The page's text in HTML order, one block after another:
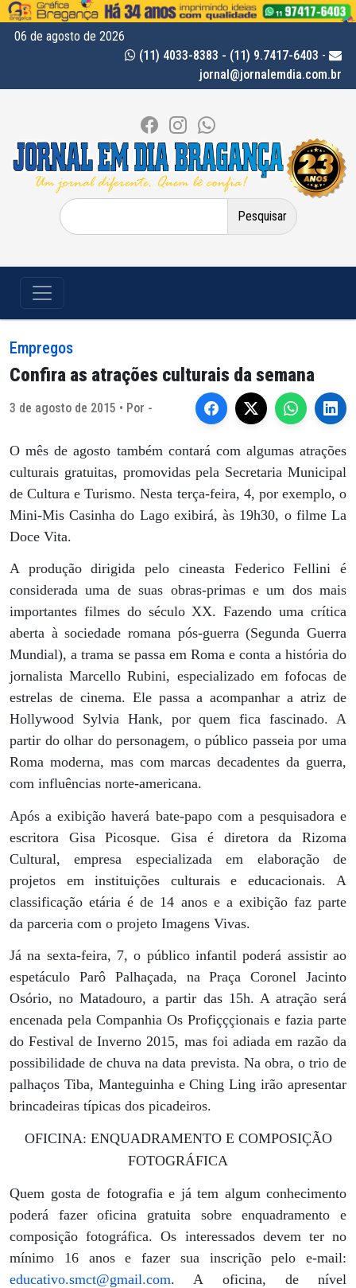
06 de agosto de 2026
(11) 4033-8383 - (11) 9.7417-6403 -
jornal@jornalemdia.com.br
Pesquisar
por:
Empregos
Confira as atrações culturais da semana
3 de agosto de 2015 • Por -
O mês de agosto também contará com algumas atrações
culturais gratuitas, promovidas pela Secretaria Municipal
de Cultura e Turismo. Nesta terça-feira, 4, por exemplo, o
Mini-Mis Casinha do Lago exibirá, às 19h30, o filme La
Doce Vita.
A produção dirigida pelo cineasta Federico Fellini é
considerada uma de suas obras-primas e um dos mais
importantes filmes do século XX. Fazendo uma crítica
aberta à sociedade romana pós-guerra (Segunda Guerra
Mundial), a trama se passa em Roma e conta a história do
jornalista Marcello Rubini, especializado em fofocas de
estrelas de cinema. Ele passa a acompanhar a atriz de
Hollywood Sylvia Hank, por quem fica fascinado. A
partir do olhar do personagem, o público passeia por uma
Roma moderna, mas com marcas decadentes da guerra,
com influências norte-americana.
Após a exibição haverá bate-papo com a pesquisadora e
escritora Gisa Picosque. Gisa é diretora da Rizoma
Cultural, empresa especializada em elaboração de
projetos em instituições culturais e educacionais. A
classificação etária é de 14 anos e a exibição faz parte
da parceria com o projeto Imagens Vivas.
Já na sexta-feira, 7, o público infantil poderá assistir ao
espetáculo Parô Palhaçada, na Praça Coronel Jacinto
Osório, no Matadouro, a partir das 15h. A atração será
encenada pela Companhia Os Profiçççionais e fazia parte
do Festival de Inverno 2015, mas foi adiada em razão da
possibilidade de chuva na data prevista. Na obra, o trio de
palhaços Tiba, Manteguinha e Ching Ling irão apresentar
brincadeiras típicas dos picadeiros.
OFICINA: ENQUADRAMENTO E COMPOSIÇÃO
FOTOGRÁFICA
Quem gosta de fotografia e já tem algum conhecimento
poderá fazer oficina gratuita sobre enquadramento e
composição fotográfica. Os interessados devem ter no
mínimo 16 anos e fazer sua inscrição pelo e-mail:
educativo.smct@gmail.com. A oficina, de nível